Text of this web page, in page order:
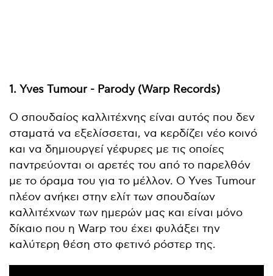
1. Yves Tumour - Parody (Warp Records)
Ο σπουδαίος καλλιτέχνης είναι αυτός που δεν
σταματά να εξελίσσεται, να κερδίζει νέο κοινό
και να δημιουργεί γέφυρες με τις οποίες
παντρεύονται οι αρετές του από το παρελθόν
με το όραμα του για το μέλλον. Ο Yves Tumour
πλέον ανήκει στην ελίτ των σπουδαίων
καλλιτέχνων των ημερών μας και είναι μόνο
δίκαιο που η Warp του έχει φυλάξει την
καλύτερη θέση στο φετινό ρόστερ της.